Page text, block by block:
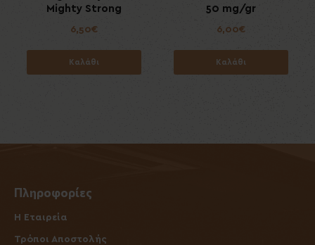
Mighty Strong
6,50€
Καλάθι
50 mg/gr
6,00€
Καλάθι
Πληροφορίες
Η Εταιρεία
Τρόποι Αποστολής